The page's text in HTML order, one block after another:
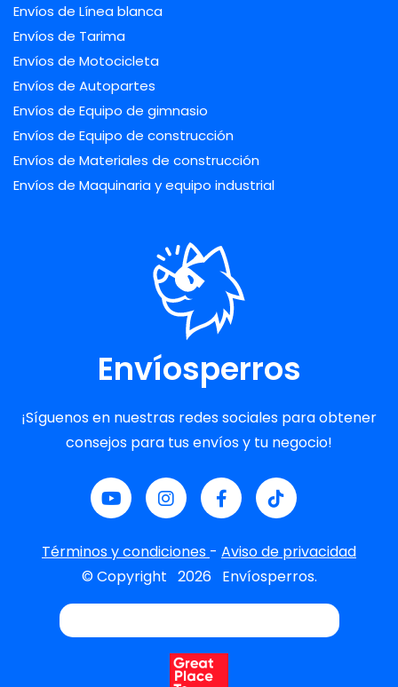
Envíos de Línea blanca
Envíos de Tarima
Envíos de Motocicleta
Envíos de Autopartes
Envíos de Equipo de gimnasio
Envíos de Equipo de construcción
Envíos de Materiales de construcción
Envíos de Maquinaria y equipo industrial
Envíosperros
¡Síguenos en nuestras redes sociales para obtener
consejos para tus envíos y tu negocio!
Términos y condiciones - Aviso de privacidad
© Copyright 2026 Envíosperros.